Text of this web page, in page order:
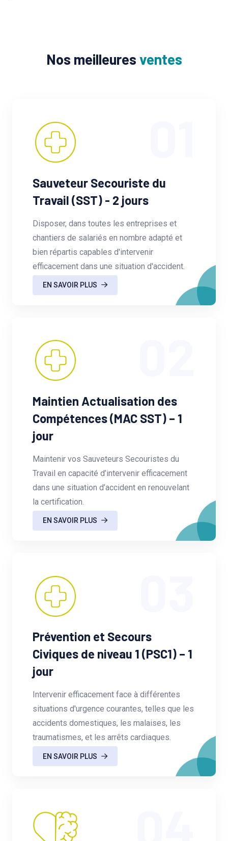
Nos meilleures ventes
Sauveteur Secouriste du
Travail (SST) - 2 jours
Disposer, dans toutes les entreprises et
chantiers de salariés en nombre adapté et
bien répartis capables d'intervenir
efficacement dans une situation d'accident.
EN SAVOIR PLUS
Maintien Actualisation des
Compétences (MAC SST) – 1
jour
Maintenir vos Sauveteurs Secouristes du
Travail en capacité d’intervenir efficacement
dans une situation d’accident en renouvelant
la certification.
EN SAVOIR PLUS
Prévention et Secours
Civiques de niveau 1 (PSC1) – 1
jour
Intervenir efficacement face à différentes
situations d'urgence courantes, telles que les
accidents domestiques, les malaises, les
traumatismes, et les arrêts cardiaques.
EN SAVOIR PLUS